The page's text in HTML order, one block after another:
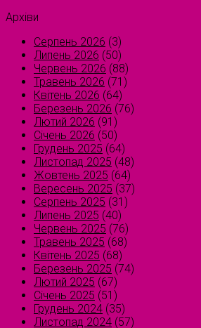
Архіви
Серпень 2026 (3)
Липень 2026 (50)
Червень 2026 (88)
Травень 2026 (71)
Квітень 2026 (64)
Березень 2026 (76)
Лютий 2026 (91)
Січень 2026 (50)
Грудень 2025 (64)
Листопад 2025 (48)
Жовтень 2025 (64)
Вересень 2025 (37)
Серпень 2025 (31)
Липень 2025 (40)
Червень 2025 (76)
Травень 2025 (68)
Квітень 2025 (68)
Березень 2025 (74)
Лютий 2025 (67)
Січень 2025 (51)
Грудень 2024 (35)
Листопад 2024 (57)